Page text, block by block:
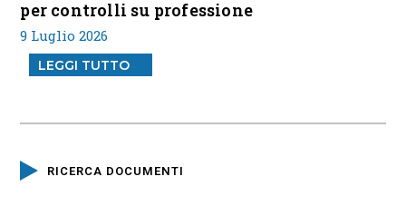
per controlli su professione
9 Luglio 2026
LEGGI TUTTO
RICERCA DOCUMENTI